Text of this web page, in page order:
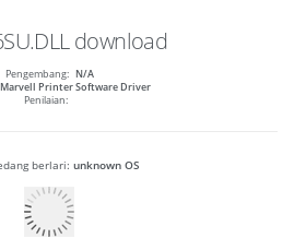
download
Pengembang: N/A
Marvell Printer Software Driver
Penilaian:
berlari: unknown OS